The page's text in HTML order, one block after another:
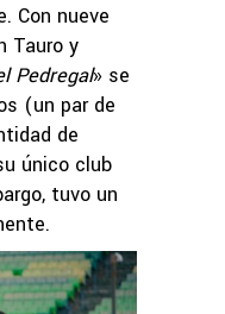
Con nueve
Tauro y
Pedregal» se
(un par de
de
único club
tuvo un